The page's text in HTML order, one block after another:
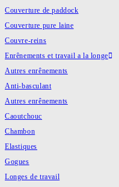
Couverture de paddock
Couverture pure laine
Couvre-reins
Enrênements et travail a la longe
Autres enrênements
Anti-basculant
Autres enrênements
Caoutchouc
Chambon
Elastiques
Gogues
Longes de travail